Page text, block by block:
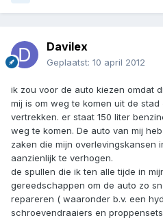
Davilex
Geplaatst: 10 april 2012
ik zou voor de auto kiezen omdat
mij is om weg te komen uit de
vertrekken. er staat 150 liter
weg te komen. De auto van mij
zaken die mijn overlevingskansen
aanzienlijk te verhogen.
de spullen die ik ten alle tijde in
gereedschappen om de auto zo
repareren ( waaronder b.v. een
schroevendraaiers en